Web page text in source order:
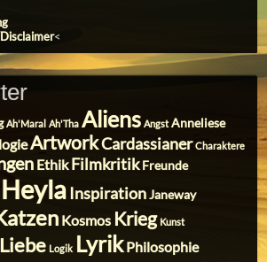
<
Ah'Maral Ah'Tha Aliens Angst Anneliese
ArtworkCardassianer Charaktere
EthikFilmkritik Freunde
HeylaInspiration Janeway
Kosmos Krieg Kunst
Liebe Logik LyrikPhilosophie